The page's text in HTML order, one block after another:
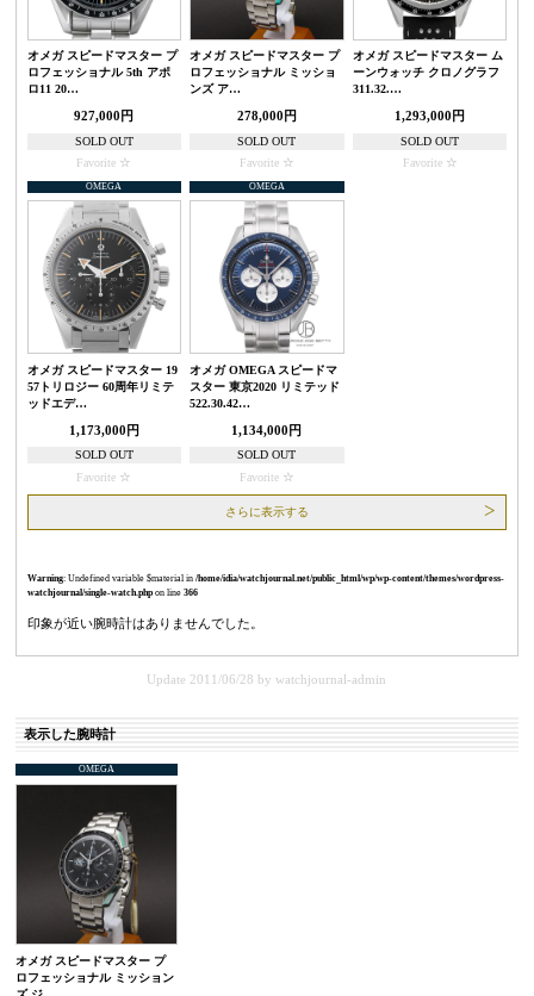
オメガ スピードマスター プ
ロフェッショナル 5th アポ
ロ11 20…
927,000円
SOLD OUT
Favorite
オメガ スピードマスター プ
ロフェッショナル ミッショ
ンズ ア…
278,000円
SOLD OUT
Favorite
オメガ スピードマスター ム
ーンウォッチ クロノグラフ
311.32.…
1,293,000円
SOLD OUT
Favorite
OMEGA
オメガ スピードマスター 19
57トリロジー 60周年リミテ
ッドエデ…
1,173,000円
SOLD OUT
Favorite
OMEGA
オメガ OMEGA スピードマ
スター 東京2020 リミテッド
522.30.42…
1,134,000円
SOLD OUT
Favorite
さらに表示する
Warning: Undefined variable $material in /home/idia/watchjournal.net/public_html/wp/wp-content/themes/wordpress-
watchjournal/single-watch.phpon line 366
印象が近い腕時計はありませんでした。
Update 2011/06/28 bywatchjournal-admin
表示した腕時計
OMEGA
オメガ スピードマスター プ
ロフェッショナル ミッション